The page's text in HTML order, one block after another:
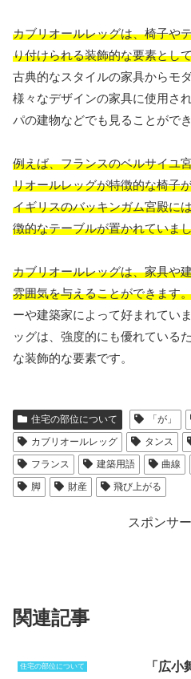
カブリオールレッグは、椅子や
り付けられる装飾的な要素とし
古典的なスタイルの家具からモ
様々なデザインの家具に使用さ
パの建物などでも見ることができ
例えば、フランスのベルサイユ
リオールレッグが特徴的な椅子
イギリスのバッキンガム宮殿に
徴的なテーブルが置かれていま
カブリオールレッグは、家具や
雰囲気を与えることができます
ーや建築家によって好まれてい
ッグは、強度的にも優れている
な装飾的な要素です。
住宅の部位について 「が」
カブリオールレッグ
タンス
フランス
建築用語 曲線
脚
財産 飛び上がる
スポンサ
関連記事
住宅の部位について 「広小